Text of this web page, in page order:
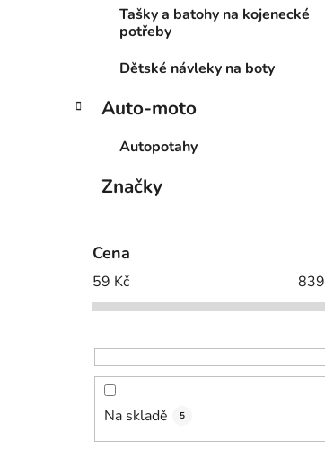
Tašky a batohy na kojenecké
potřeby
Dětské návleky na boty
Auto-moto
Autopotahy
Značky
Cena
59 Kč 839
Na skladě 5